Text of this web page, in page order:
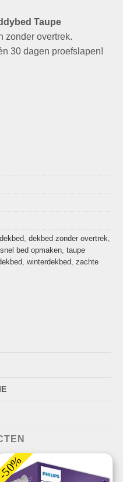
Taupe
zonder overtrek.
30 dagen proefslapen!
, dekbed zonder overtrek,
snel bed opmaken, taupe
, winterdekbed, zachte